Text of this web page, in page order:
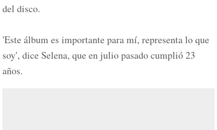
del disco.
'Este álbum es importante para mí, representa lo que
soy', dice Selena, que en julio pasado cumplió 23
años.